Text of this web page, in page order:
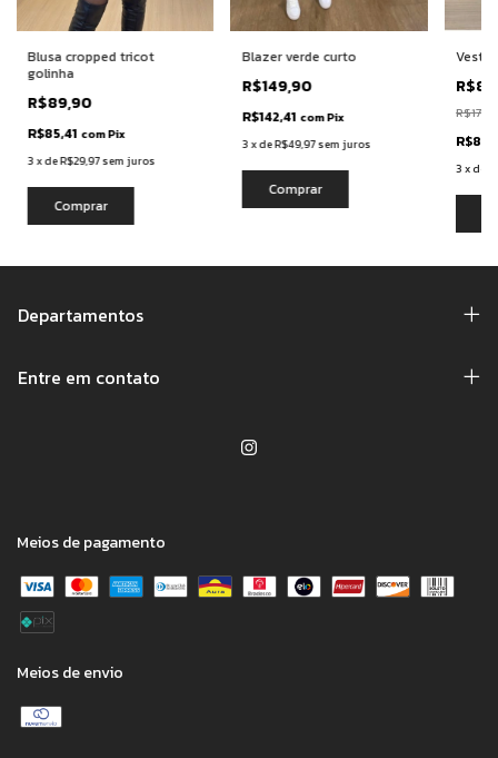
Blusa cropped tricot
golinha
R$89,90
R$85,41 comPix
3xdeR$29,97sem juros
Comprar
Blazer verde curto
R$149,90
R$142,41 comPix
3xdeR$49,97sem juros
Comprar
3 xde
Departamentos
Entre em contato
Meios de pagamento
Meios de envio